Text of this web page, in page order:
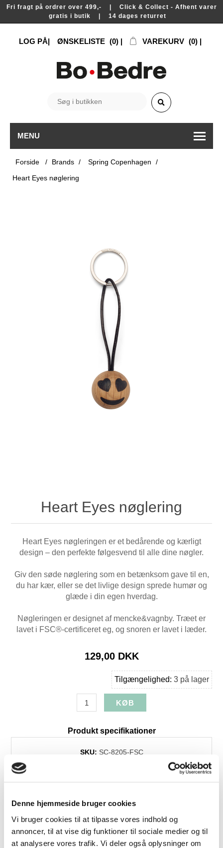
Denne hjemmeside bruger cookies
Vi bruger cookies til at tilpasse vores indhold og
annoncer, til at vise dig funktioner til sociale medier og til
at analysere vores trafik. Vi deler også oplysninger om
Fri fragt på ordrer over 499,- | Click & Collect - Afhent varer
gratis i butik | 14 dages returret
LOG PÅ ØNSKELISTE (0) VAREKURV (0)
MENU
Forside / Brands / Spring Copenhagen
/
Heart Eyes nøglering
Heart Eyes nøglering
Heart Eyes nøgleringen er et bedårende og kærligt
design – den perfekte følgesvend til alle dine nøgler.
Giv den søde nøglering som en betænksom gave til en,
du har kær, eller se det livlige design sprede humør og
glæde i din egen hverdag.
Nøgleringen er designet af mencke&vagnby. Træet er
lavet i FSC®-certificeret eg, og snoren er lavet i læder.
129,00 DKK
Tilgængelighed: 3 på lager
Produkt specifikationer
SKU: SC-8205-FSC
Dess./træsort:Eg
Levering:1-3 dage
Brands:Spring Copenhagen